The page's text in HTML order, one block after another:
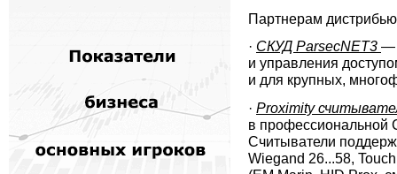
Партнерам
· СКУД ParsecNET3 —
и управления
и для крупных,
· Proximity
в профессиональной
Считыватели
Wiegand 26...58,